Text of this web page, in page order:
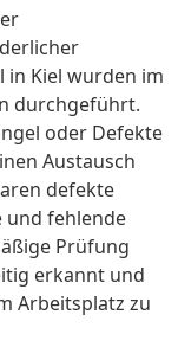
in Kiel wurden im
durchgeführt.
oder Defekte
Austausch
defekte
und fehlende
Prüfung
erkannt und
Arbeitsplatz zu